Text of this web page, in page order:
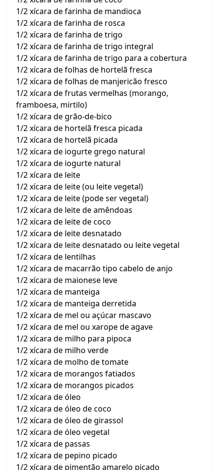
1/2 xícara de farinha de mandioca
1/2 xícara de farinha de rosca
1/2 xícara de farinha de trigo
1/2 xícara de farinha de trigo integral
1/2 xícara de farinha de trigo para a cobertura
1/2 xícara de folhas de hortelã fresca
1/2 xícara de folhas de manjericão fresco
1/2 xícara de frutas vermelhas (morango,
framboesa, mirtilo)
1/2 xícara de grão-de-bico
1/2 xícara de hortelã fresca picada
1/2 xícara de hortelã picada
1/2 xícara de iogurte grego natural
1/2 xícara de iogurte natural
1/2 xícara de leite
1/2 xícara de leite (ou leite vegetal)
1/2 xícara de leite (pode ser vegetal)
1/2 xícara de leite de amêndoas
1/2 xícara de leite de coco
1/2 xícara de leite desnatado
1/2 xícara de leite desnatado ou leite vegetal
1/2 xícara de lentilhas
1/2 xícara de macarrão tipo cabelo de anjo
1/2 xícara de maionese leve
1/2 xícara de manteiga
1/2 xícara de manteiga derretida
1/2 xícara de mel ou açúcar mascavo
1/2 xícara de mel ou xarope de agave
1/2 xícara de milho para pipoca
1/2 xícara de milho verde
1/2 xícara de molho de tomate
1/2 xícara de morangos fatiados
1/2 xícara de morangos picados
1/2 xícara de óleo
1/2 xícara de óleo de coco
1/2 xícara de óleo de girassol
1/2 xícara de óleo vegetal
1/2 xícara de passas
1/2 xícara de pepino picado
1/2 xícara de pimentão amarelo picado